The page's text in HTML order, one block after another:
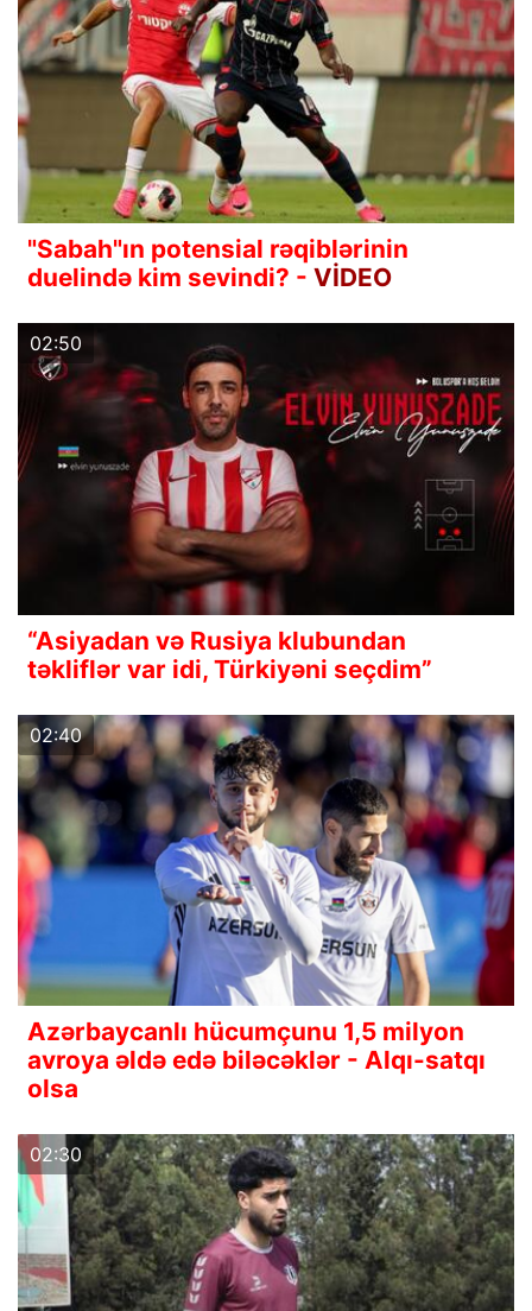
"Sabah"ın potensial rəqiblərinin
duelində kim sevindi? - VİDEO
02:50
“Asiyadan və Rusiya klubundan
təkliflər var idi, Türkiyəni seçdim”
02:40
Azərbaycanlı hücumçunu 1,5 milyon
avroya əldə edə biləcəklər - Alqı-satqı
olsa
02:30